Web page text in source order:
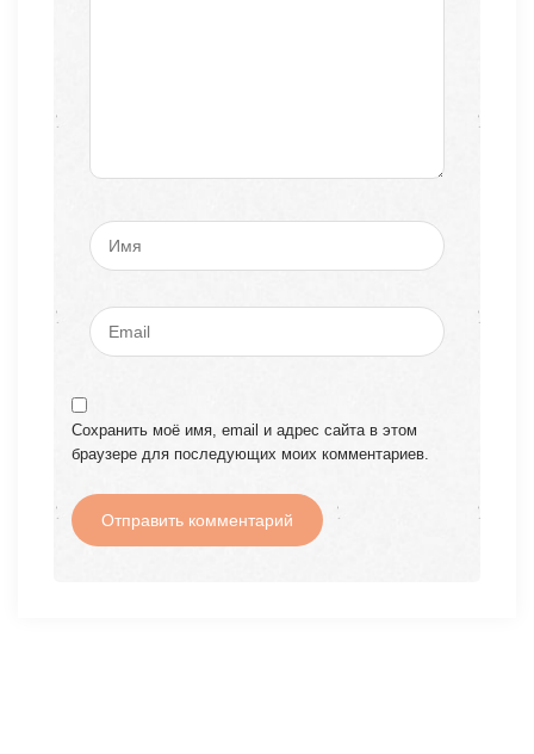
Сохранить моё имя, email и адрес сайта в этом
браузере для последующих моих комментариев.